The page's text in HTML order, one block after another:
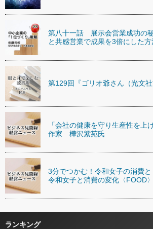
第八十一話 展示会営業成功の
と共感営業で成果を3倍にした方
第129回『ゴリオ爺さん（光文社
「会社の健康を守り生産性を上
作家 樺沢紫苑氏
3分でつかむ！令和女子の消費と
令和女子と消費の変化〈FOOD〉
ランキング